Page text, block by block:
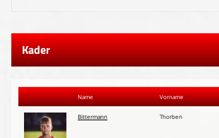
Kader
Name Vorname
Bittermann Thorben